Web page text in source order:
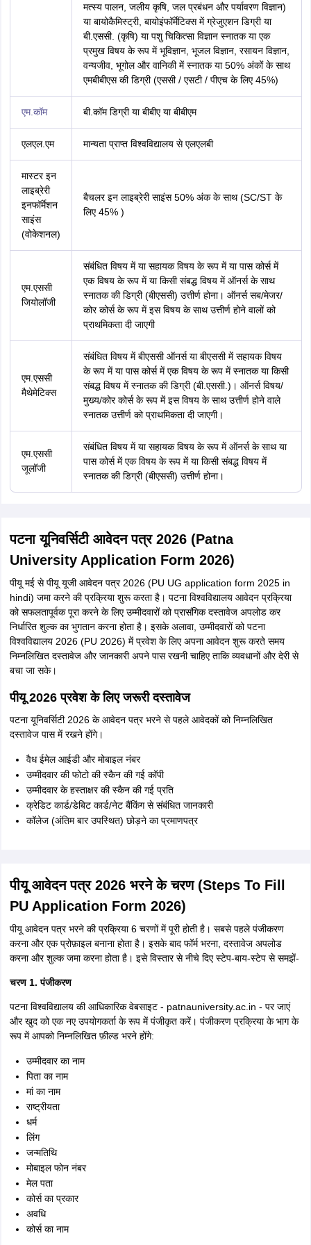
मत्स्य पालन, जलीय कृषि, जल प्रबंधन और पर्यावरण विज्ञान)
या बायोकैमिस्ट्री, बायोइंफॉर्मेटिक्स में ग्रेजुएशन डिग्री या
बी.एससी. (कृषि) या पशु चिकित्सा विज्ञान स्नातक या एक
प्रमुख विषय के रूप में भूविज्ञान, भूजल विज्ञान, रसायन विज्ञान,
वन्यजीव, भूगोल और वानिकी में स्नातक या 50% अंकों के साथ
एमबीबीएस की डिग्री (एससी / एसटी / पीएच के लिए 45%)
एम.कॉम बी.कॉम डिग्री या बीबीए या बीबीएम
एलएल.एम मान्यता प्राप्त विश्वविद्यालय से एलएलबी
मास्टर इन
लाइब्रेरी
इनफॉर्मेशन
साइंस
(वोकेशनल)
बैचलर इन लाइब्रेरी साइंस 50% अंक के साथ (SC/ST के
लिए 45% )
एम.एससी
जियोलॉजी
संबंधित विषय में या सहायक विषय के रूप में या पास कोर्स में
एक विषय के रूप में या किसी संबद्ध विषय में ऑनर्स के साथ
स्नातक की डिग्री (बीएससी) उत्तीर्ण होना। ऑनर्स सब/मेजर/
कोर कोर्स के रूप में इस विषय के साथ उत्तीर्ण होने वालों को
प्राथमिकता दी जाएगी
एम.एससी
मैथेमेटिक्स
संबंधित विषय में बीएससी ऑनर्स या बीएससी में सहायक विषय
के रूप में या पास कोर्स में एक विषय के रूप में स्नातक या किसी
संबद्ध विषय में स्नातक की डिग्री (बी.एससी.)। ऑनर्स विषय/
मुख्य/कोर कोर्स के रूप में इस विषय के साथ उत्तीर्ण होने वाले
स्नातक उत्तीर्ण को प्राथमिकता दी जाएगी।
एम.एससी
जूलॉजी
संबंधित विषय में या सहायक विषय के रूप में ऑनर्स के साथ या
पास कोर्स में एक विषय के रूप में या किसी संबद्ध विषय में
स्नातक की डिग्री (बीएससी) उत्तीर्ण होना।
पटना यूनिवर्सिटी आवेदन पत्र 2026 (Patna
University Application Form 2026)
पीयू मई से पीयू यूजी आवेदन पत्र 2026 (PU UG application form 2025 in
hindi) जमा करने की प्रक्रिया शुरू करता है। पटना विश्वविद्यालय आवेदन प्रक्रिया
को सफलतापूर्वक पूरा करने के लिए उम्मीदवारों को प्रासंगिक दस्तावेज अपलोड कर
निर्धारित शुल्क का भुगतान करना होता है। इसके अलावा, उम्मीदवारों को पटना
विश्वविद्यालय 2026 (PU 2026) में प्रवेश के लिए अपना आवेदन शुरू करते समय
निम्नलिखित दस्तावेज और जानकारी अपने पास रखनी चाहिए ताकि व्यवधानों और देरी से
बचा जा सके।
पीयू 2026 प्रवेश के लिए जरूरी दस्तावेज
पटना यूनिवर्सिटी 2026 के आवेदन पत्र भरने से पहले आवेदकों को निम्नलिखित
दस्तावेज पास में रखने होंगे।
वैध ईमेल आईडी और मोबाइल नंबर
उम्मीदवार की फोटो की स्कैन की गई कॉपी
उम्मीदवार के हस्ताक्षर की स्कैन की गई प्रति
क्रेडिट कार्ड/डेबिट कार्ड/नेट बैंकिंग से संबंधित जानकारी
कॉलेज (अंतिम बार उपस्थित) छोड़ने का प्रमाणपत्र
पीयू आवेदन पत्र 2026 भरने के चरण (Steps To Fill
PU Application Form 2026)
पीयू आवेदन पत्र भरने की प्रक्रिया 6 चरणों में पूरी होती है। सबसे पहले पंजीकरण
करना और एक प्रोफ़ाइल बनाना होता है। इसके बाद फॉर्म भरना, दस्तावेज अपलोड
करना और शुल्क जमा करना होता है। इसे विस्तार से नीचे दिए स्टेप-बाय-स्टेप से समझें-
चरण 1. पंजीकरण
पटना विश्वविद्यालय की आधिकारिक वेबसाइट - patnauniversity.ac.in - पर जाएं
और खुद को एक नए उपयोगकर्ता के रूप में पंजीकृत करें। पंजीकरण प्रक्रिया के भाग के
रूप में आपको निम्नलिखित फ़ील्ड भरने होंगे:
उम्मीदवार का नाम
पिता का नाम
मां का नाम
राष्ट्रीयता
धर्म
लिंग
जन्मतिथि
मोबाइल फोन नंबर
मेल पता
कोर्स का प्रकार
अवधि
कोर्स का नाम